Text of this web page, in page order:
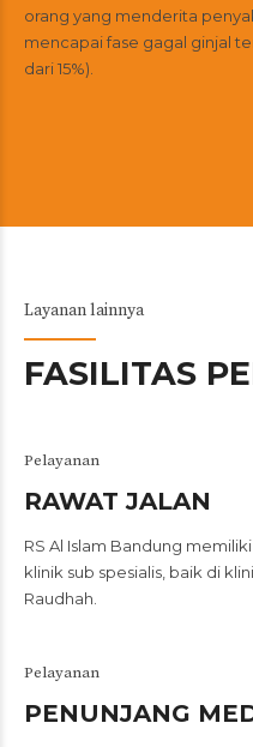
orang yang menderita
mencapai fase gagal ginjal
dari 15%).
Layanan lainnya
FASILITAS
Pelayanan
RAWAT JALAN
RS Al Islam Bandung
klinik sub spesialis, baik di
Raudhah.
Pelayanan
PENUNJANG